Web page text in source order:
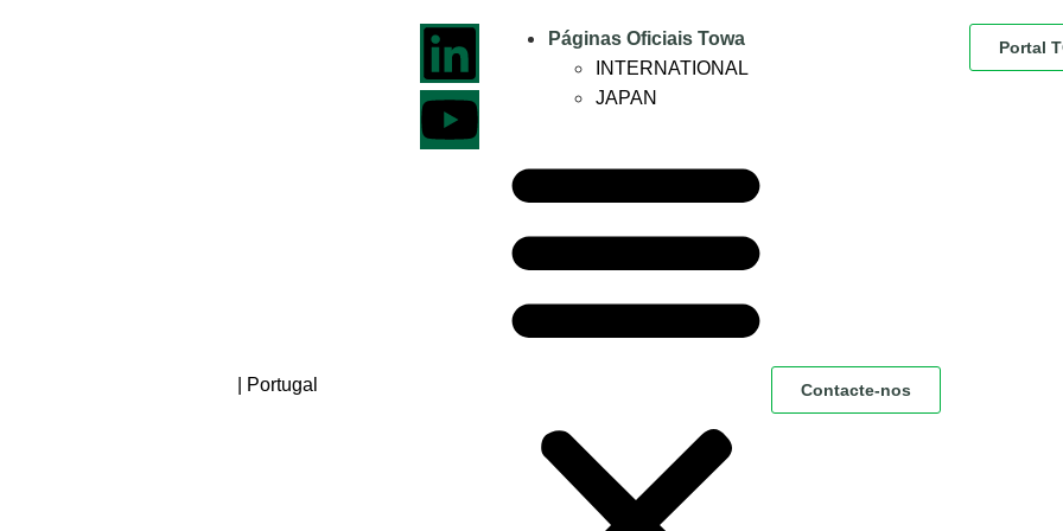
| Portugal
Páginas Oficiais Towa
INTERNATIONAL
JAPAN
Contacte-nos
Portal